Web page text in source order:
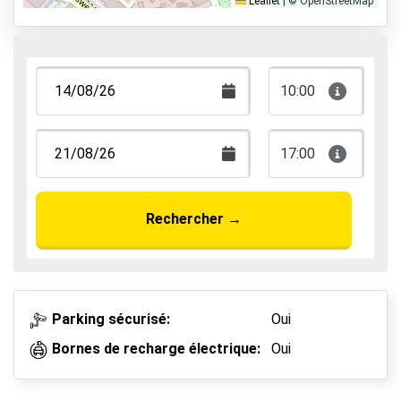
au prestataire sur place.
10:00
17:00
Rechercher →
Parking sécurisé:
Oui
Bornes de recharge électrique:
Oui